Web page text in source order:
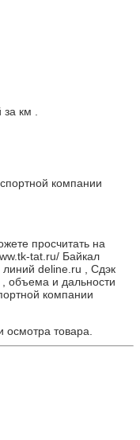
км .
компании
просчитать на
tat.ru/ Байкал
deline.ru , Сдэк
, объема и дальности
компании
товара.